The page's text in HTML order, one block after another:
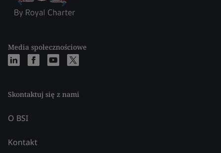
Media społecznościowe
Skontaktuj się z nami
O BSI
Kontakt